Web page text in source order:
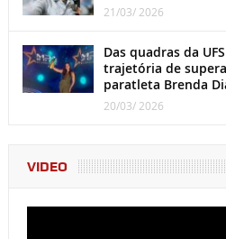
21/03/ 2026
Das quadras da
trajetória de
paratleta Brenda
20/03/ 2026
VIDEO